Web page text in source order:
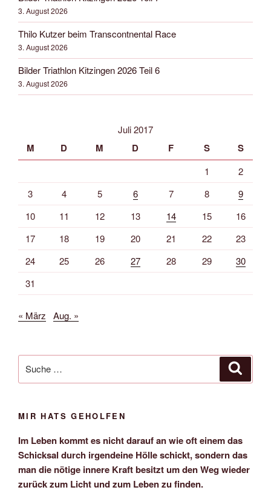
3. August 2026
Thilo Kutzer beim Transcontnental Race
3. August 2026
Bilder Triathlon Kitzingen 2026 Teil 6
3. August 2026
Juli 2017
M D M D F S S
1
2
3
4 5 6 7 8
9
10
11 12 13 14 15
16
17
18 19 20 21 22
23
24
25 26 27 28 29
30
31
« März Aug. »
nach:
MIR HATS GEHOLFEN
Im Leben kommt es nicht darauf an wie oft einem das
Schicksal durch irgendeine Hölle schickt, sondern das
man die nötige innere Kraft besitzt um den Weg wieder
zurück zum Licht und zum Leben zu finden.